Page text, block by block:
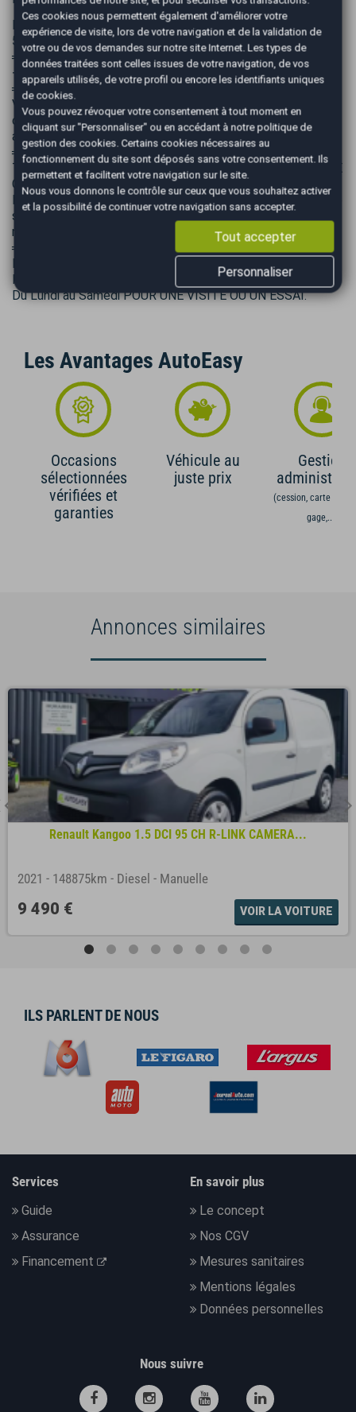
RENAULT KANGOO 1.5 DCI 90 CH BVM5 AUTHENTIQUE /
5 PLACES
═══════════════════════════════
- BON ETAT
═══════════════════════════════
Véhicule sous garantie EUROPEENNE, Possibilité
d’extension de garantie jusqu’à 48 mois voir conditions en
agence.
═══════════════════════════════
TARIF HORS FRAIS DE MISE A LA ROUTE ET TAXE CARTE
GRISE
Les données présentées dans cette annonce peuvent être
sujettes à des erreurs. Pour toute information, contactez
nous par téléphone ou par mail.
═══════════════════════════════
Nous vous accueillons dans nos locaux Agence AutoEasy à
Du Lundi au Samedi POUR UNE VISITE OU UN ESSAI.
Les Avantages AutoEasy
Occasions
sélectionnées
vérifiées et
garanties
Véhicule au
juste prix
Gestion
(cession, carte grise,
gage,...)
Annonces similaires
Renault Kangoo 1.5 DCI 95 CH R-LINK CAMERA...
2021 - 148875km - Diesel - Manuelle
9 490 € VOIR LA VOITURE
ILS PARLENT DE NOUS
Services
Guide
Assurance
Financement
En savoir plus
Le concept
Nos CGV
Mesures sanitaires
Mentions légales
Données personnelles
Nous suivre
Ces cookies nous permettent également d'améliorer votre
expérience de visite, lors de votre navigation et de la validation de
votre ou de vos demandes sur notre site Internet. Les types de
données traitées sont celles issues de votre navigation, de vos
appareils utilisés, de votre profil ou encore les identifiants uniques
de cookies.
Vous pouvez révoquer votre consentement à tout moment en
cliquant sur "Personnaliser" ou en accédant à notre politique de
gestion des cookies. Certains cookies nécessaires au
fonctionnement du site sont déposés sans votre consentement. Ils
permettent et facilitent votre navigation sur le site.
Nous vous donnons le contrôle sur ceux que vous souhaitez activer
et la possibilité de continuer votre navigation sans accepter.
Tout accepter
Personnaliser